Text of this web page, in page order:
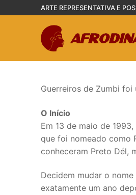
para
ARTE REPRESENTATIVA E
Guerreiros de Zumbi
O Início
Em 13 de maio de
que foi nomeado como
conheceram Preto Dél,
Decidem mudar o
exatamente um ano